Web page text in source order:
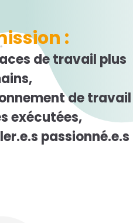
:
de travail plus
de travail
exécutées,
passionné.e.s